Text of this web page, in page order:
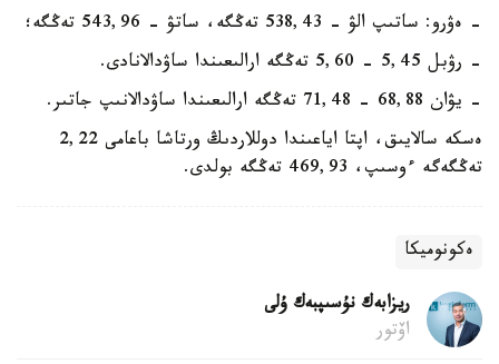
- ەۋرو: ساتىپ الۋ - 538,43 تەڭگە، ساتۋ - 543,96 تەڭگە؛
- رۋبل 5,45 - 5,60 تەڭگە ارالىعىندا ساۋدالانادى.
- يۋان 68,88 - 71,48 تەڭگە ارالىعىندا ساۋدالانىپ جاتىر.
ەسكە سالايىق، اپتا اياعىندا دوللاردىڭ ورتاشا باعامى 2,22
تەڭگەگە ءوسىپ، 469,93 تەڭگە بولدى.
ەكونوميكا
ريزابەك نۇسىپبەك ۇلى
اۆتور